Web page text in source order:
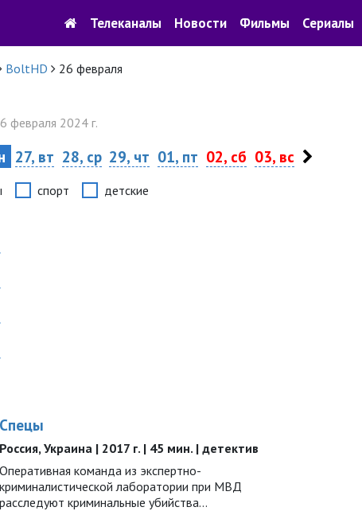
Телеканалы Новости Фильмы Сериалы
BoltHD
26 февраля
февраля 2024 г.
27, вт 28, ср 29, чт 01, пт 02, сб 03, вс
спорт детские
Спецы
Россия, Украина | 2017 г. | 45 мин. | детектив
Оперативная команда из экспертно-
криминалистической лаборатории при МВД
расследуют криминальные убийства…